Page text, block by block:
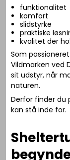
funktionalitet
komfort
slidstyrke
praktiske
kvalitet der
Som
Vildmarken ved
sit udstyr, når
naturen.
Derfor finder du
kan stå inde for.